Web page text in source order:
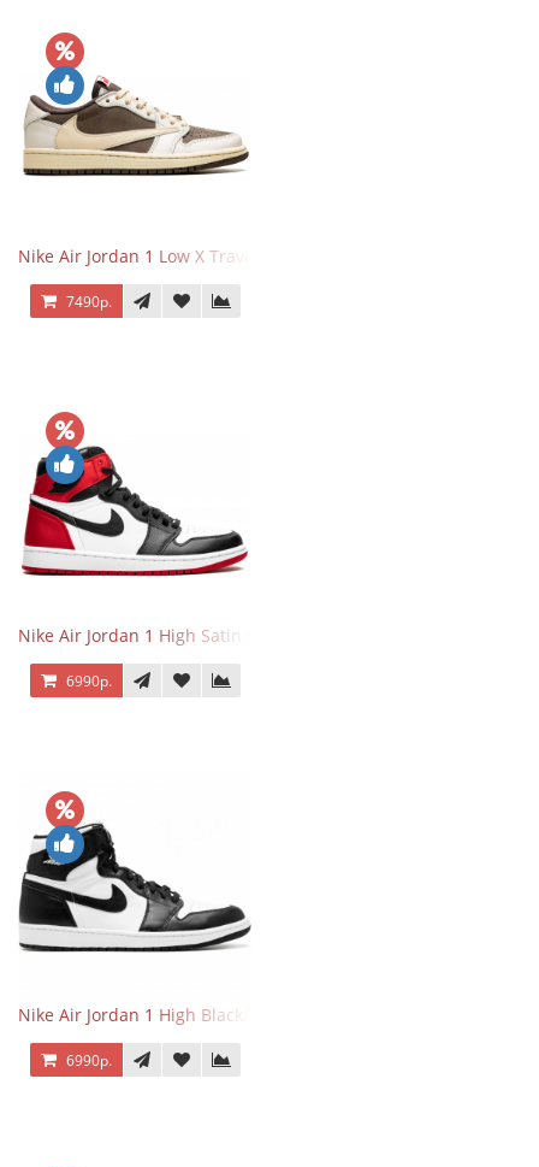
Nike Air Jordan 1 Low X Travis Scott Reverse Mocha
7490р.
Nike Air Jordan 1 High Satin Black Toe
6990р.
Nike Air Jordan 1 High Black/White
6990р.